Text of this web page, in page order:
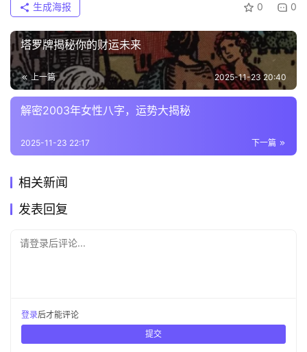
0 0
生成海报
塔罗牌揭秘你的财运未来
上一篇 2025-11-23 20:40
解密2003年女性八字，运势大揭秘
下一篇
2025-11-23 22:17
相关新闻
发表回复
请登录后评论...
登录后才能评论
提交